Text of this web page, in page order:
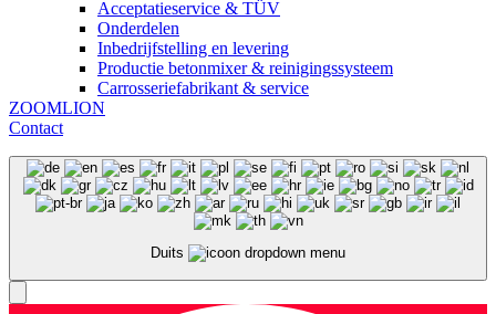
Acceptatieservice & TÜV
Onderdelen
Inbedrijfstelling en levering
Productie betonmixer & reinigingssysteem
Carrosseriefabrikant & service
ZOOMLION
Contact
Duits